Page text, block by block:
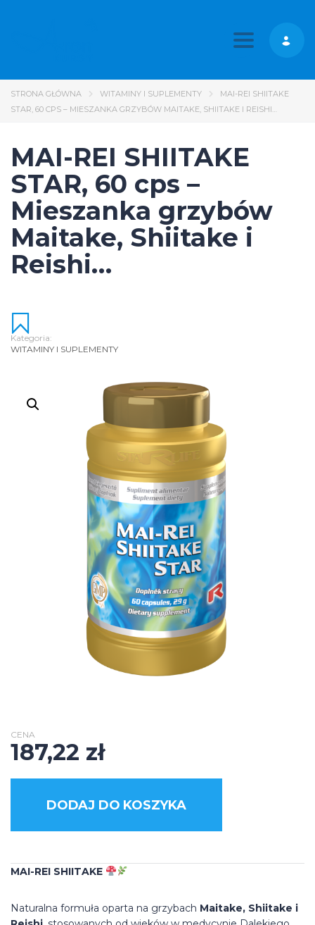
Toggle
STRONA GŁÓWNA WITAMINY I SUPLEMENTY
MAI-REI SHIITAKE
STAR, 60 CPS – MIESZANKA GRZYBÓW MAITAKE, SHIITAKE I REISHI…
MAI-REI SHIITAKE
STAR, 60 cps –
Mieszanka grzybów
Maitake, Shiitake i
Reishi…
Kategoria:
WITAMINY I SUPLEMENTY
CENA
187,22 zł
DODAJ DO KOSZYKA
MAI-REI SHIITAKE
Naturalna formuła oparta na grzybach Maitake, Shiitake i